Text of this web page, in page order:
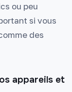
ou peu
si vous
des
appareils et